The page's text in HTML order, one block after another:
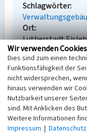
Schlagwörter
Ort
Lutherstadt
Fachsicht(en)
Denkmalpflege
Keine Angabe
Übernahme aus
Wir verwenden Cookies
Dies sind zum einen
Funktionsfähigkeit der
nicht widersprechen,
hinaus verwenden wir
Nutzbarkeit unserer
sind. Mit Anklicken des
Weitere Informationen
Impressum | Datenschutz